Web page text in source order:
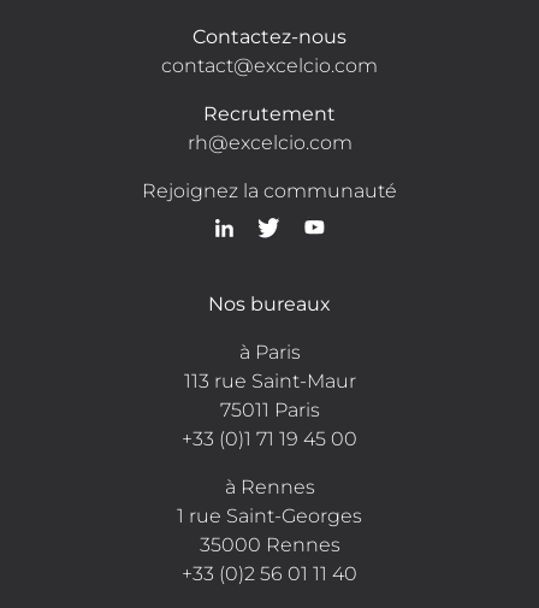
Contactez-nous
contact@excelcio.com
Recrutement
rh@excelcio.com
Rejoignez la communauté
Nos bureaux
à Paris
113 rue Saint-Maur
75011 Paris
+33 (0)1 71 19 45 00
à Rennes
1 rue Saint-Georges
35000 Rennes
+33 (0)2 56 01 11 40